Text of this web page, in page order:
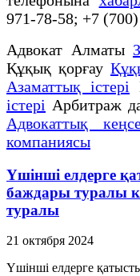
971-78-58; +7
Адвокат Алматы
Құқық қорғау
Азаматтық істері
істері Арбитраж
Адвокаттық
компаниясы
Үшінші елдерге
баждары туралы
туралы
21 октября 2024
Үшінші елдерге